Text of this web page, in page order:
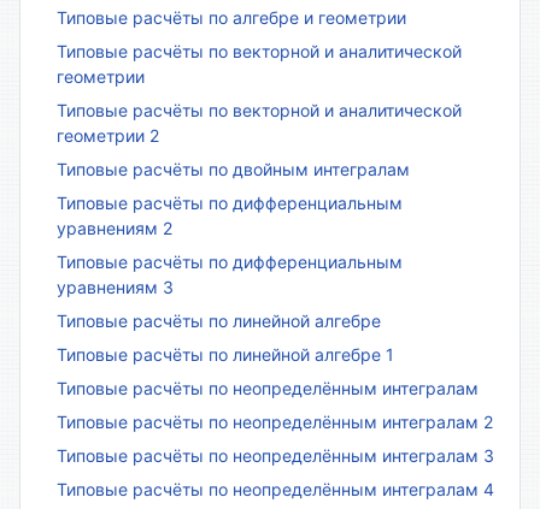
Типовые расчёты по алгебре и геометрии
Типовые расчёты по векторной и аналитической
геометрии
Типовые расчёты по векторной и аналитической
геометрии 2
Типовые расчёты по двойным интегралам
Типовые расчёты по дифференциальным
уравнениям 2
Типовые расчёты по дифференциальным
уравнениям 3
Типовые расчёты по линейной алгебре
Типовые расчёты по линейной алгебре 1
Типовые расчёты по неопределённым интегралам
Типовые расчёты по неопределённым интегралам 2
Типовые расчёты по неопределённым интегралам 3
Типовые расчёты по неопределённым интегралам 4